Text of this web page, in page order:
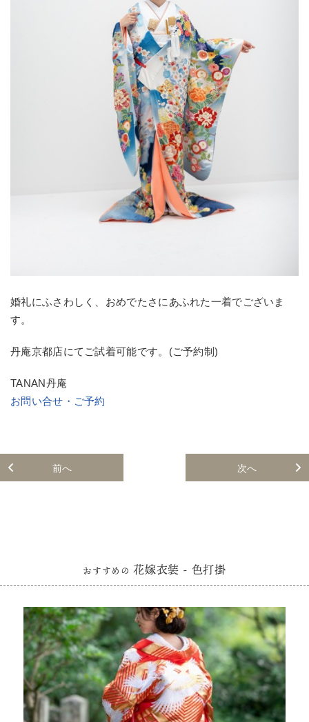
婚礼にふさわしく、おめでたさにあふれた一着でございま
す。
丹庵京都店にてご試着可能です。(ご予約制)
TANAN丹庵
お問い合せ・ご予約
前へ 次へ
おすすめの 花嫁衣装 - 色打掛